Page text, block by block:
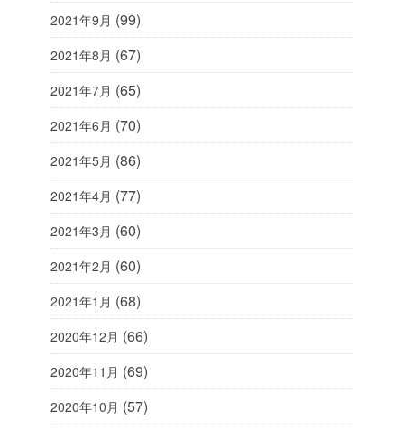
2021年9月 (99)
2021年8月 (67)
2021年7月 (65)
2021年6月 (70)
2021年5月 (86)
2021年4月 (77)
2021年3月 (60)
2021年2月 (60)
2021年1月 (68)
2020年12月 (66)
2020年11月 (69)
2020年10月 (57)